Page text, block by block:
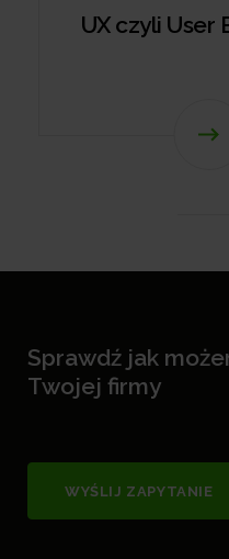
UX czyli User
Sprawdź jak
Twojej firmy
WYŚLIJ ZAPYTANIE